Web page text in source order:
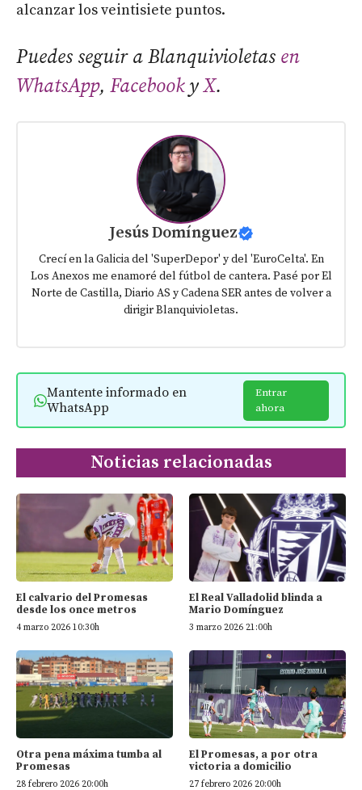
alcanzar los veintisiete puntos.
Puedes seguir a Blanquivioletas en
WhatsApp, FacebookyX.
Jesús Domínguez
Crecí en la Galicia del 'SuperDepor' y del 'EuroCelta'. En
Los Anexos me enamoré del fútbol de cantera. Pasé por El
Norte de Castilla, Diario AS y Cadena SER antes de volver a
dirigir Blanquivioletas.
Mantente informado en
WhatsApp
Entrar
ahora
Noticias relacionadas
El calvario del Promesas
desde los once metros
4 marzo 2026 10:30h
El Real Valladolid blinda a
Mario Domínguez
3 marzo 2026 21:00h
Otra pena máxima tumba al
Promesas
28 febrero 2026 20:00h
El Promesas, a por otra
victoria a domicilio
27 febrero 2026 20:00h